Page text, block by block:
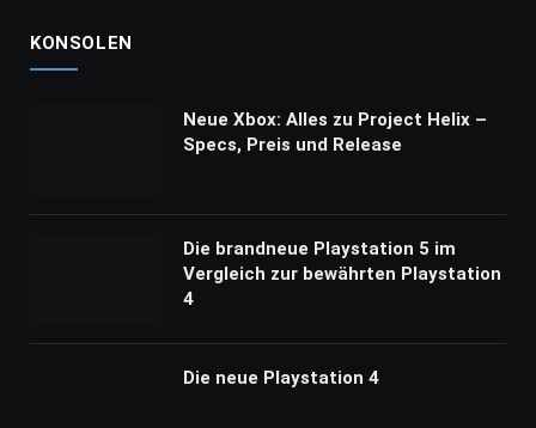
KONSOLEN
Neue Xbox: Alles zu Project Helix –
Specs, Preis und Release
Die brandneue Playstation 5 im
Vergleich zur bewährten Playstation
4
Die neue Playstation 4